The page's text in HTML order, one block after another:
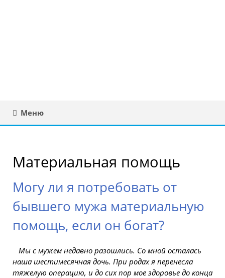
Меню
Материальная помощь
Могу ли я потребовать от
бывшего мужа материальную
помощь, если он богат?
Мы с мужем недавно разошлись. Со мной осталась
наша шестимесячная дочь. При родах я перенесла
тяжелую операцию, и до сих пор мое здоровье до конца